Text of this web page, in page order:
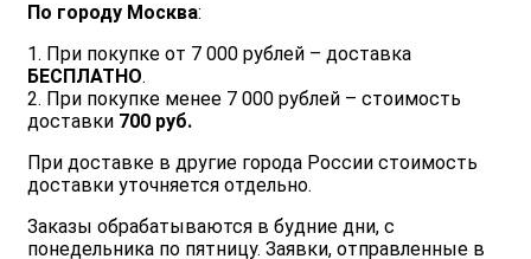
По городу Москва:
1. При покупке от 7 000 рублей – доставка
БЕСПЛАТНО.
2. При покупке менее 7 000 рублей – стоимость
доставки 700 руб.
При доставке в другие города России стоимость
доставки уточняется отдельно.
Заказы обрабатываются в будние дни, с
понедельника по пятницу. Заявки, отправленные в